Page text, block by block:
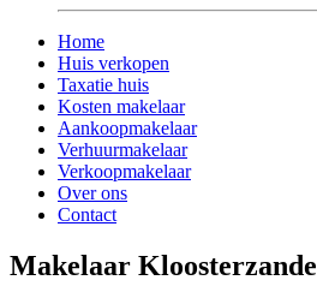
Home
Huis verkopen
Taxatie huis
Kosten makelaar
Aankoopmakelaar
Verhuurmakelaar
Verkoopmakelaar
Over ons
Contact
Makelaar Kloosterzande